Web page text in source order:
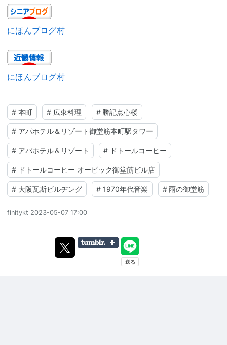
にほんブログ村
にほんブログ村
# 本町 # 広東料理 # 勝記点心楼
# アパホテル＆リゾート御堂筋本町駅タワー
# アパホテル＆リゾート # ドトールコーヒー
# ドトールコーヒー オービック御堂筋ビル店
# 大阪瓦斯ビルヂング # 1970年代音楽 # 雨の御堂筋
finitykt 2023-05-07 17:00